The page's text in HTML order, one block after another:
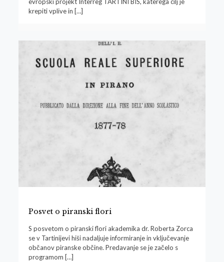
evropski projekt Interreg TARTINI BIS, katerega cilj je
krepiti vplive in […]
Posvet o piranski flori
S posvetom o piranski flori akademika dr. Roberta Zorca
se v Tartinijevi hiši nadaljuje informiranje in vključevanje
občanov piranske občine. Predavanje se je začelo s
programom […]